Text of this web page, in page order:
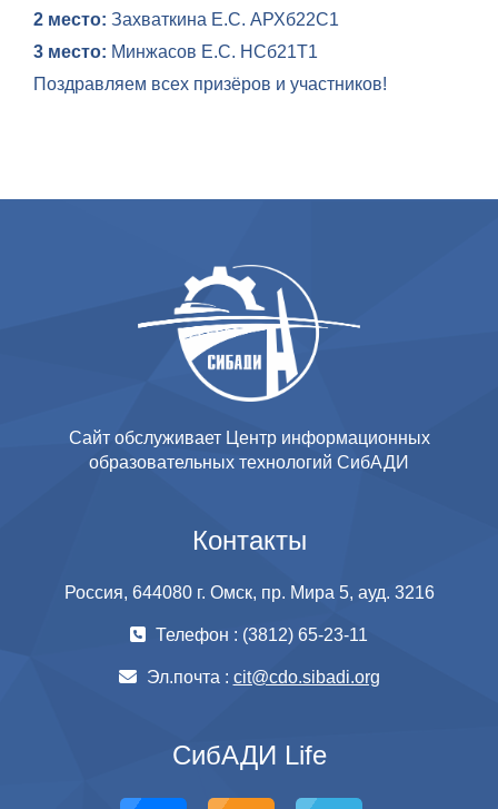
2 место: Захваткина Е.С. АРХб22С1
3 место: Минжасов Е.С. НСб21Т1
Поздравляем всех призёров и участников!
Сайт обслуживает Центр информационных
образовательных технологий СибАДИ
Контакты
Россия, 644080 г. Омск, пр. Мира 5, ауд. 3216
Телефон : (3812) 65-23-11
Эл.почта : cit@cdo.sibadi.org
СибАДИ Life